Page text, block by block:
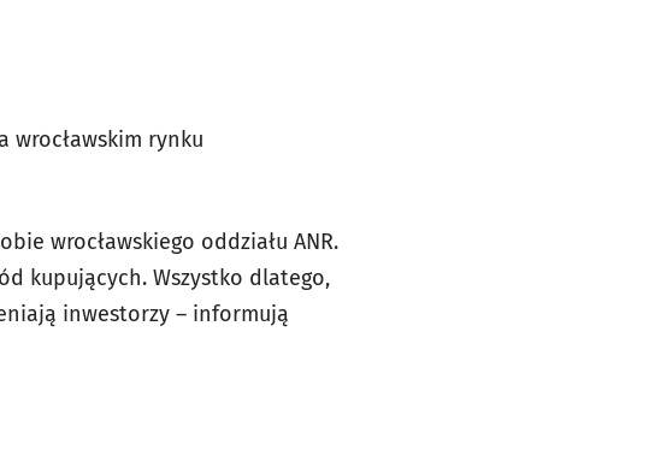
wrocławskim rynku
wrocławskiego oddziału ANR.
kupujących. Wszystko dlatego,
inwestorzy – informują